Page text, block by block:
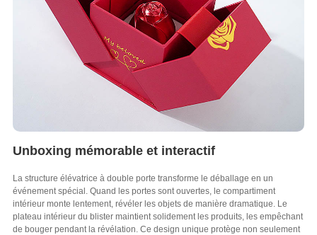
Unboxing mémorable et interactif
La structure élévatrice à double porte transforme le déballage en un
événement spécial. Quand les portes sont ouvertes, le compartiment
intérieur monte lentement, révéler les objets de manière dramatique. Le
plateau intérieur du blister maintient solidement les produits, les empêchant
de bouger pendant la révélation. Ce design unique protège non seulement